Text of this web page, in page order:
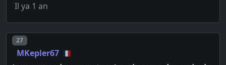
Il ya 1 an
Post number
27
MKepler67